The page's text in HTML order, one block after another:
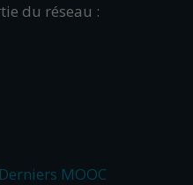
du réseau :
Derniers MOOC